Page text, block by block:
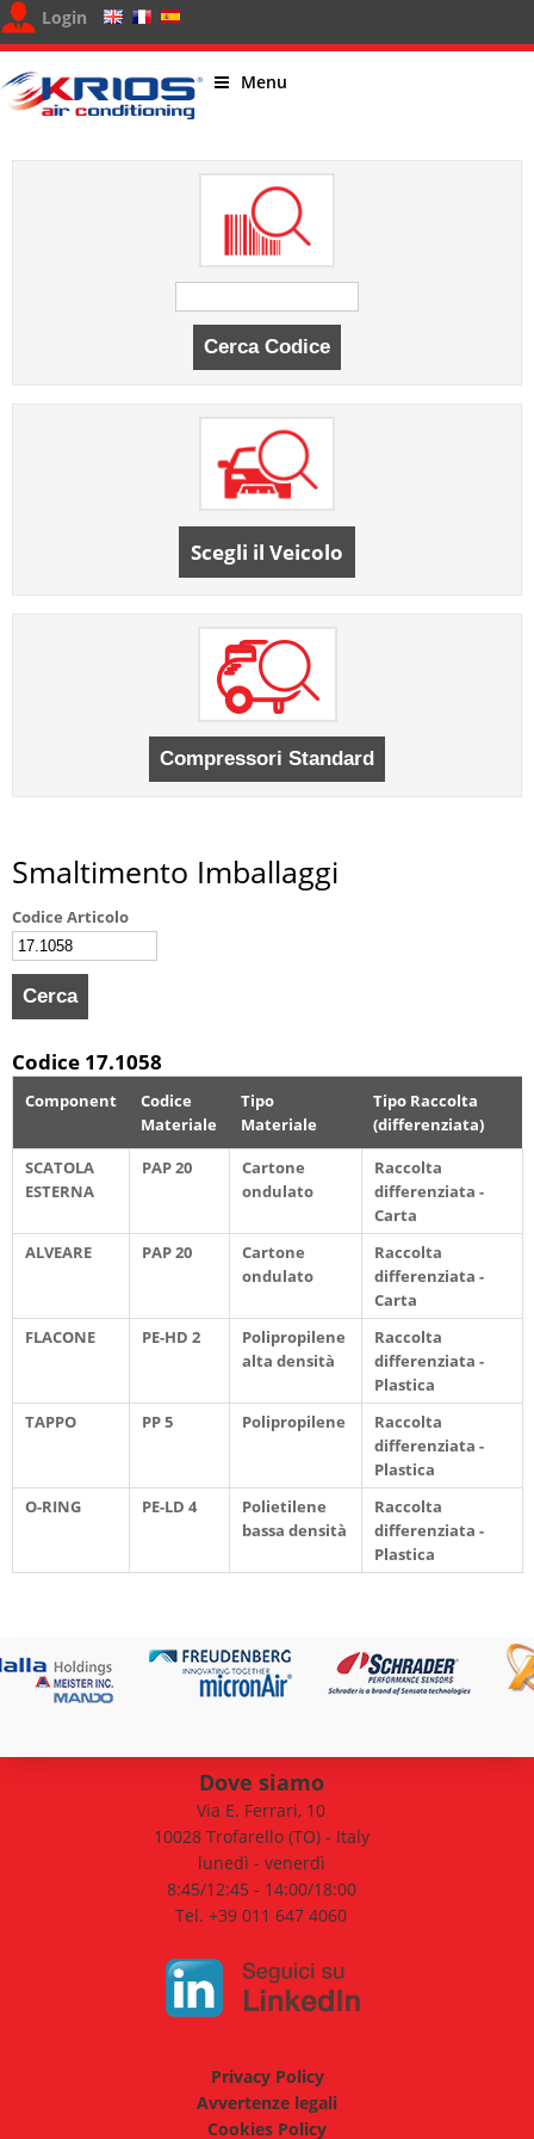
Login
Menu
Scegli il Veicolo
Smaltimento Imballaggi
Codice Articolo
Codice 17.1058
Component
Codice
Materiale
Tipo
Materiale
Tipo Raccolta
(differenziata)
SCATOLA
ESTERNA
PAP 20
Cartone
ondulato
Raccolta
differenziata -
Carta
ALVEARE
PAP 20
Cartone
ondulato
Raccolta
differenziata -
Carta
FLACONE
PE-HD 2
Polipropilene
alta densità
Raccolta
differenziata -
Plastica
TAPPO
PP 5 Polipropilene
Raccolta
differenziata -
Plastica
O-RING
PE-LD 4
Polietilene
bassa densità
Raccolta
differenziata -
Plastica
Dove siamo
Via E. Ferrari, 10
10028 Trofarello (TO) - Italy
lunedì - venerdì
8:45/12:45 - 14:00/18:00
Tel. +39 011 647 4060
Privacy Policy
Avvertenze legali
Cookies Policy